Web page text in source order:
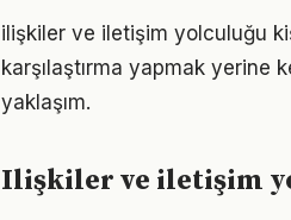
ilişkiler ve iletişim yolculuğu
karşılaştırma yapmak yerine
yaklaşım.
Ilişkiler ve iletişim